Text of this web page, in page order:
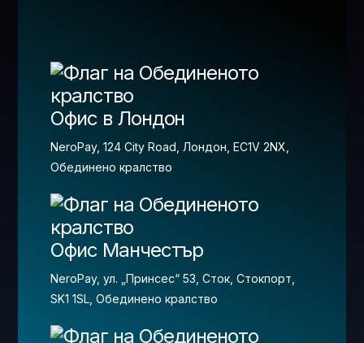
Офис в Лондон
NeroPay, 124 City Road, Лондон, EC1V 2NX,
Обединено кралство
Офис Манчестър
NeroPay, ул. „Принсес“ 53, Сток, Стокпорт,
SK1 1SL, Обединено кралство